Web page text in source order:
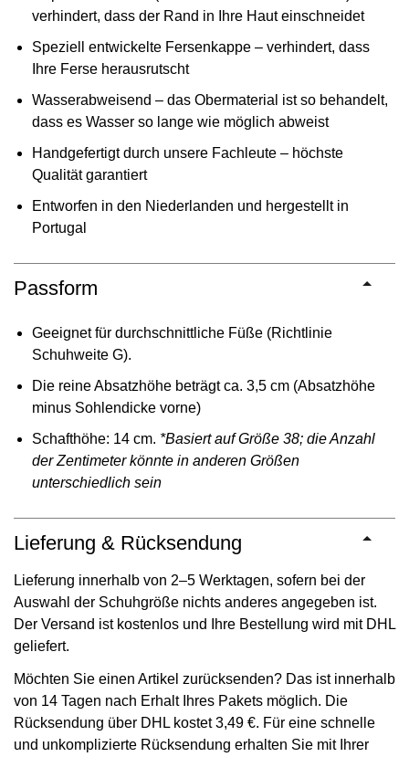
verhindert, dass der Rand in Ihre Haut einschneidet
Speziell entwickelte Fersenkappe – verhindert, dass
Ihre Ferse herausrutscht
Wasserabweisend – das Obermaterial ist so behandelt,
dass es Wasser so lange wie möglich abweist
Handgefertigt durch unsere Fachleute – höchste
Qualität garantiert
Entworfen in den Niederlanden und hergestellt in
Portugal
Passform
Geeignet für durchschnittliche Füße (Richtlinie
Schuhweite G).
Die reine Absatzhöhe beträgt ca. 3,5 cm (Absatzhöhe
minus Sohlendicke vorne)
Schafthöhe: 14 cm. *Basiert auf Größe 38; die Anzahl
der Zentimeter könnte in anderen Größen
unterschiedlich sein
Lieferung & Rücksendung
Lieferung innerhalb von 2–5 Werktagen, sofern bei der
Auswahl der Schuhgröße nichts anderes angegeben ist.
Der Versand ist kostenlos und Ihre Bestellung wird mit DHL
geliefert.
Möchten Sie einen Artikel zurücksenden? Das ist innerhalb
von 14 Tagen nach Erhalt Ihres Pakets möglich. Die
Rücksendung über DHL kostet 3,49 €. Für eine schnelle
und unkomplizierte Rücksendung erhalten Sie mit Ihrer